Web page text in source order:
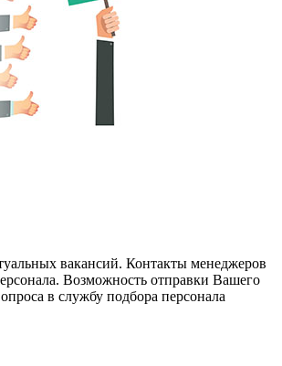
вакансий. Контакты менеджеров
Возможность отправки Вашего
в службу подбора персонала